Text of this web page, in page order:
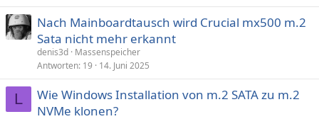
Nach Mainboardtausch wird Crucial mx500 m.2
Sata nicht mehr erkannt
denis3d Massenspeicher
Antworten 19 14. Juni 2025
L
Wie Windows Installation von m.2 SATA zu m.2
NVMe klonen?